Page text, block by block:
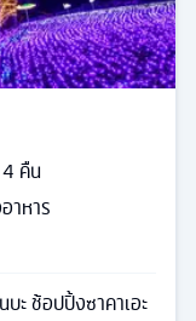
4 คืน
าหาร
ะ ช้อปปิ้งซาคาเอะ